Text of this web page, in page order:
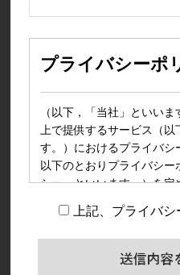
プライバシーポ
（以下，「当社」といい
上で提供するサービス（
す。）におけるプライバシ
以下のとおりプライバシー
シー」といいます。）を定
上記、プライバ